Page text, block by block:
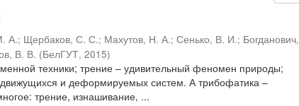
А.; Щербаков, С. С.; Махутов, Н. А.;Сенько, В. И.; Богданович,
В. В. (БелГУТ,2015)
техники; трение – удивительный феномен природы;
и деформируемых систем. А трибофатика –
трение, изнашивание, ...